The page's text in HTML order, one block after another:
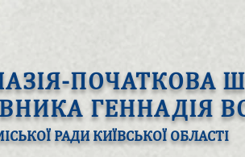
ПОЧАТКОВА
ГЕННАДІЯ
РАДИ КИЇВСЬКОЇ ОБЛАСТІ